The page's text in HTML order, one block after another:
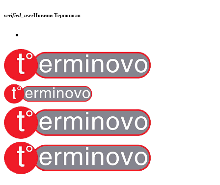
verified_userНовини Тернополя